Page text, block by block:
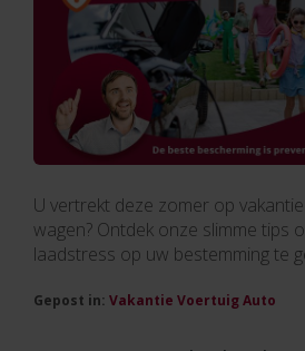
U vertrekt deze zomer op
wagen? Ontdek onze slimme tips
laadstress op uw bestemming te
Gepost in: Vakantie VoertuigAuto